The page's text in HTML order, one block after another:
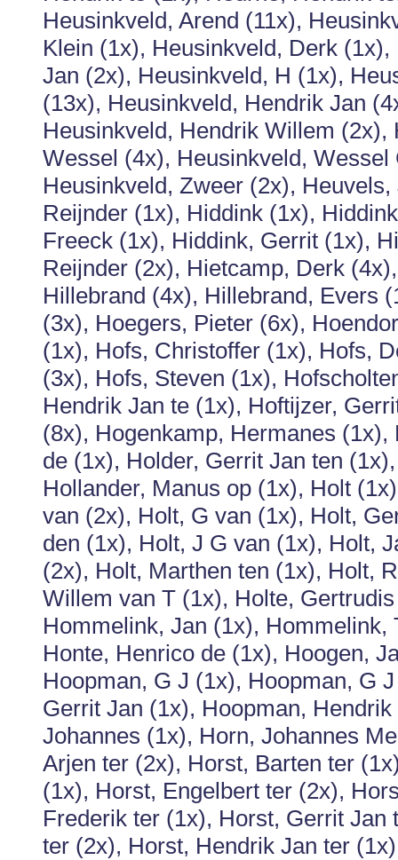
Heusinkveld, Arend (11x),
Klein (1x), Heusinkveld, Derk
Jan (2x), Heusinkveld, H (1x),
(13x), Heusinkveld, Hendrik Jan
Heusinkveld, Hendrik Willem
Wessel (4x), Heusinkveld,
Heusinkveld, Zweer (2x),
Reijnder (1x), Hiddink (1x),
Freeck (1x), Hiddink, Gerrit (1x),
Reijnder (2x), Hietcamp, Derk
Hillebrand (4x), Hillebrand, Evers
(3x), Hoegers, Pieter (6x),
(1x), Hofs, Christoffer (1x), Hofs,
(3x), Hofs, Steven (1x),
Hendrik Jan te (1x), Hoftijzer,
(8x), Hogenkamp, Hermanes
de (1x), Holder, Gerrit Jan ten
Hollander, Manus op (1x), Holt
van (2x), Holt, G van (1x), Holt,
den (1x), Holt, J G van (1x), Holt,
(2x), Holt, Marthen ten (1x), Holt,
Willem van T (1x), Holte,
Hommelink, Jan (1x),
Honte, Henrico de (1x), Hoogen,
Hoopman, G J (1x), Hoopman, G
Gerrit Jan (1x), Hoopman,
Johannes (1x), Horn, Johannes
Arjen ter (2x), Horst, Barten ter
(1x), Horst, Engelbert ter (2x),
Frederik ter (1x), Horst, Gerrit
ter (2x), Horst, Hendrik Jan ter